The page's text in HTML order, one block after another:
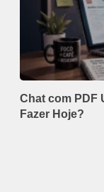
Chat com PDF
Fazer Hoje?